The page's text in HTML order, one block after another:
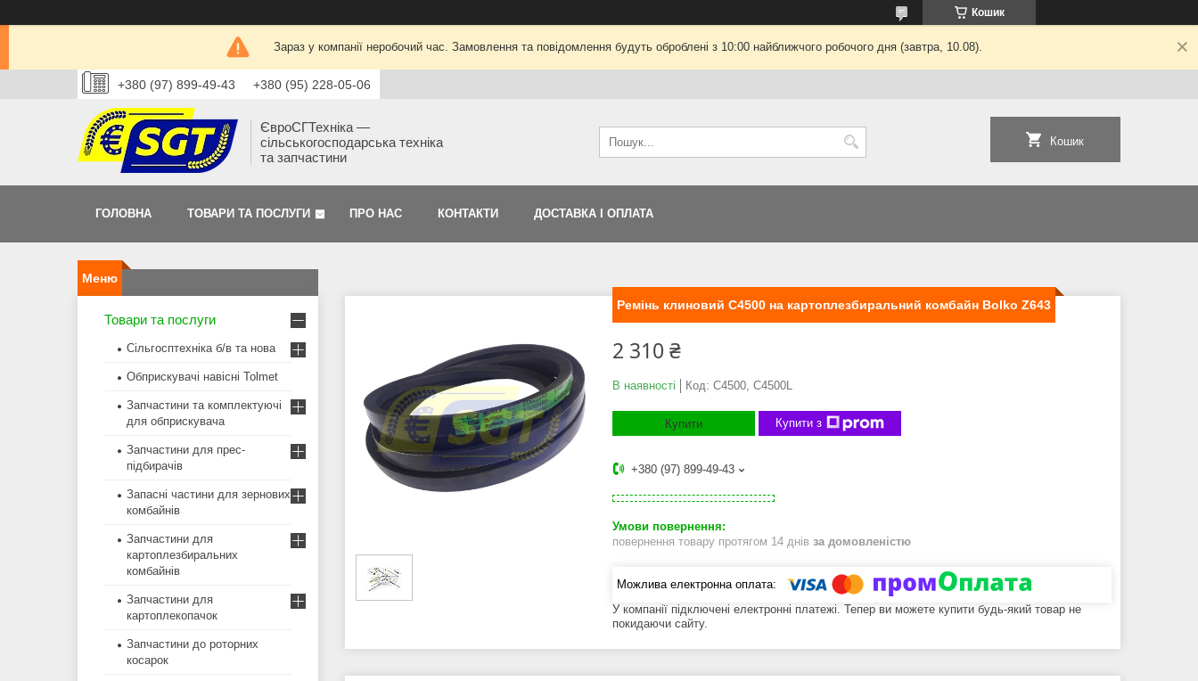
Кошик
Зараз у компанії неробочий час. Замовлення та повідомлення будуть оброблені з 10:00 найближчого робочого дня (завтра, 10.08).
+380 (97) 899-49-43 +380 (95) 228-05-06
ЄвроСГТехніка —
сільськогосподарська техніка
та запчастини
Кошик
ГОЛОВНА ТОВАРИ ТА ПОСЛУГИ ПРО НАС КОНТАКТИ ДОСТАВКА І ОПЛАТА
Ремінь клиновий С4500 на картоплезбиральний комбайн Bolko Z643
2 310 ₴
В наявності Код: С4500, C4500L
Купити Купити з
+380 (97) 899-49-43
повернення товару протягом 14 днів за домовленістю
У компанії підключені електронні платежі. Тепер ви можете купити будь-який товар не
покидаючи сайту.
Товари та послуги
Сільгосптехніка б/в та нова
Обприскувачі навісні Tolmet
Запчастини та комплектуючі
для обприскувача
Запчастини для прес-
підбирачів
Запасні частини для зернових
комбайнів
Запчастини для
картоплезбиральних
комбайнів
Запчастини для
картоплекопачок
Запчастини до роторних
косарок